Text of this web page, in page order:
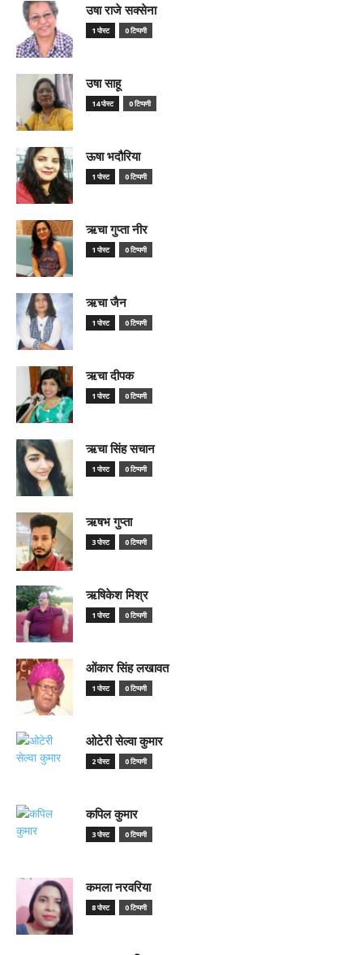
उषा राजे सक्सेना
1 पोस्ट 0 टिप्पणी
उषा साहू
14 पोस्ट 0 टिप्पणी
ऊषा भदौरिया
1 पोस्ट 0 टिप्पणी
ऋचा गुप्ता नीर
1 पोस्ट 0 टिप्पणी
ऋचा जैन
1 पोस्ट 0 टिप्पणी
ऋचा दीपक
1 पोस्ट 0 टिप्पणी
ऋचा सिंह सचान
1 पोस्ट 0 टिप्पणी
ऋषभ गुप्ता
3 पोस्ट 0 टिप्पणी
ऋषिकेश मिश्र
1 पोस्ट 0 टिप्पणी
ओंकार सिंह लखावत
1 पोस्ट 0 टिप्पणी
ओटेरी सेल्वा कुमार
2 पोस्ट 0 टिप्पणी
कपिल कुमार
3 पोस्ट 0 टिप्पणी
कमला नरवरिया
8 पोस्ट 0 टिप्पणी